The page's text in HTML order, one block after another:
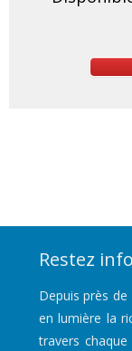
Restez
Depuis près de
en lumière la
travers